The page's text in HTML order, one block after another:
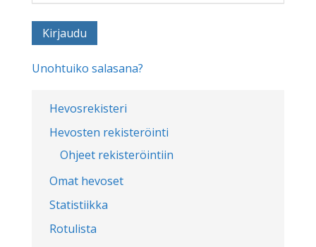
Hevosrekisteri
Hevosten rekisteröinti
Ohjeet rekisteröintiin
Omat hevoset
Statistiikka
Rotulista
Unohtuiko salasana?